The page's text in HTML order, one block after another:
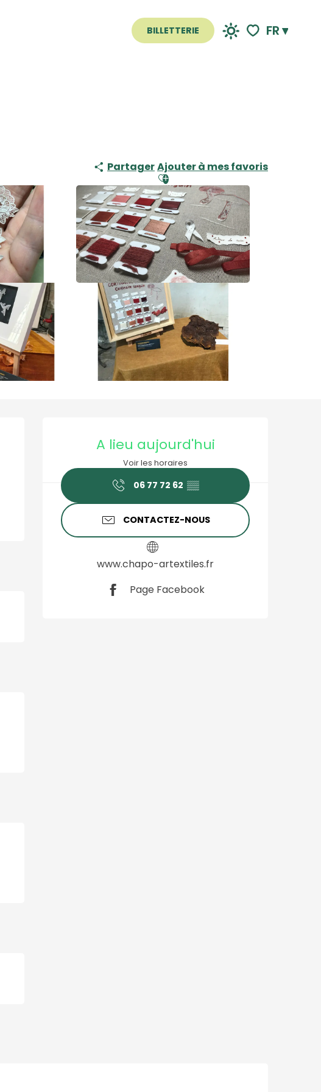
BILLETTERIE FR
PartagerAjouter aux favoris
Ajouter à mes favoris
Ouverture et
A lieu aujourd'hui
Voir les horaires
06 77 72 62 ▒▒
CONTACTEZ-NOUS
www.chapo-artextiles.fr
Page Facebook